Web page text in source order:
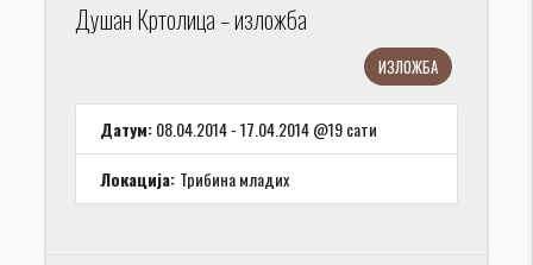
Душан Кртолица – изложба
ИЗЛОЖБА
Датум:08.04.2014 - 17.04.2014 @19 сати
Локација: Трибина младих